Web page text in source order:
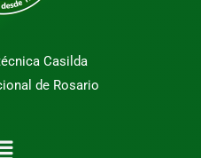
Casilda
de Rosario